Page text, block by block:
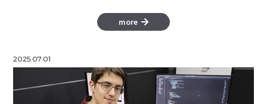
more
2025.07.01